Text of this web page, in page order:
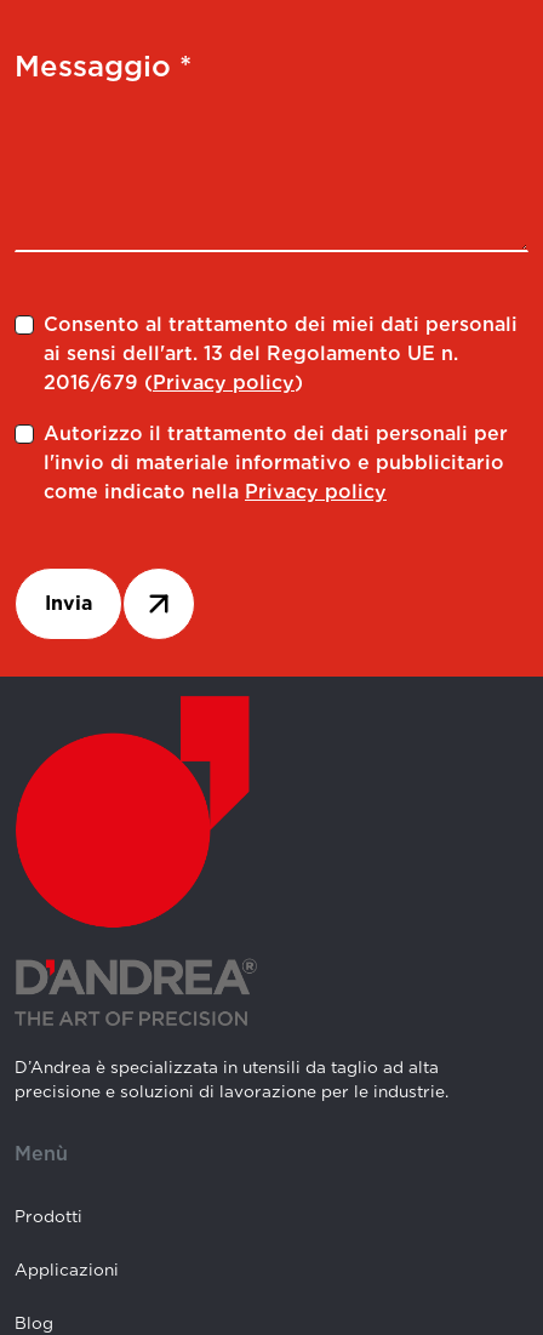
Messaggio *
Consento al trattamento dei miei dati personali
ai sensi dell'art. 13 del Regolamento UE n.
2016/679 (Privacy policy)
Autorizzo il trattamento dei dati personali per
l'invio di materiale informativo e pubblicitario
come indicato nella Privacy policy
Invia
D’Andrea è specializzata in utensili da taglio ad alta
precisione e soluzioni di lavorazione per le industrie.
Menù
Prodotti
Applicazioni
Blog